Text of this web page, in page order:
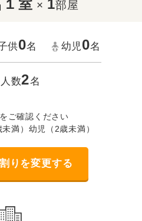
１室 × 1部屋
供0名 幼児0名
数2名
ご確認ください
満）幼児（2歳未満）
りを変更する